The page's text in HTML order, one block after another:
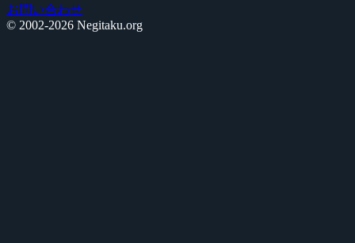
お問い合わせ
© 2002-2026 Negitaku.org